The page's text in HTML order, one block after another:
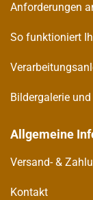
Anforderungen
So funktioniert
Bildergalerie
Allgemeine
Versand- &
Kontakt